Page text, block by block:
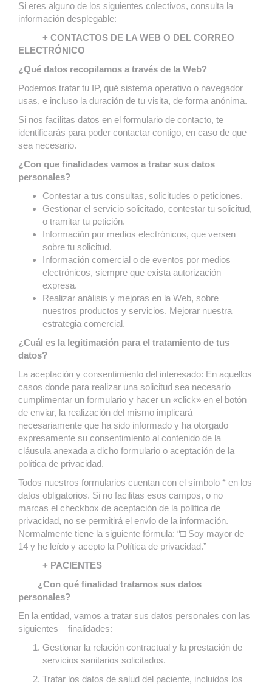
Si eres alguno de los siguientes colectivos, consulta la
información desplegable:
+ CONTACTOS DE LA WEB O DEL CORREO
ELECTRÓNICO
¿Qué datos recopilamos a través de la Web?
Podemos tratar tu IP, qué sistema operativo o navegador
usas, e incluso la duración de tu visita, de forma anónima.
Si nos facilitas datos en el formulario de contacto, te
identificarás para poder contactar contigo, en caso de que
sea necesario.
¿Con que finalidades vamos a tratar sus datos
personales?
Contestar a tus consultas, solicitudes o peticiones.
Gestionar el servicio solicitado, contestar tu solicitud,
o tramitar tu petición.
Información por medios electrónicos, que versen
sobre tu solicitud.
Información comercial o de eventos por medios
electrónicos, siempre que exista autorización
expresa.
Realizar análisis y mejoras en la Web, sobre
nuestros productos y servicios. Mejorar nuestra
estrategia comercial.
¿Cuál es la legitimación para el tratamiento de tus
datos?
La aceptación y consentimiento del interesado: En aquellos
casos donde para realizar una solicitud sea necesario
cumplimentar un formulario y hacer un «click» en el botón
de enviar, la realización del mismo implicará
necesariamente que ha sido informado y ha otorgado
expresamente su consentimiento al contenido de la
cláusula anexada a dicho formulario o aceptación de la
política de privacidad.
Todos nuestros formularios cuentan con el símbolo * en los
datos obligatorios. Si no facilitas esos campos, o no
marcas el checkbox de aceptación de la política de
privacidad, no se permitirá el envío de la información.
Normalmente tiene la siguiente fórmula: “□ Soy mayor de
14 y he leído y acepto la Política de privacidad.”
+ PACIENTES
¿Con qué finalidad tratamos sus datos
personales?
En la entidad, vamos a tratar sus datos personales con las
siguientes finalidades:
Gestionar la relación contractual y la prestación de
servicios sanitarios solicitados.
Tratar los datos de salud del paciente, incluidos los